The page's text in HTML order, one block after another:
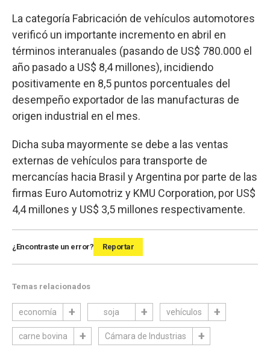
La categoría Fabricación de vehículos automotores
verificó un importante incremento en abril en
términos interanuales (pasando de US$ 780.000 el
año pasado a US$ 8,4 millones), incidiendo
positivamente en 8,5 puntos porcentuales del
desempeño exportador de las manufacturas de
origen industrial en el mes.
Dicha suba mayormente se debe a las ventas
externas de vehículos para transporte de
mercancías hacia Brasil y Argentina por parte de las
firmas Euro Automotriz y KMU Corporation, por US$
4,4 millones y US$ 3,5 millones respectivamente.
¿Encontraste un error? Reportar
Temas relacionados
economía soja vehículos
carne bovina Cámara de Industrias